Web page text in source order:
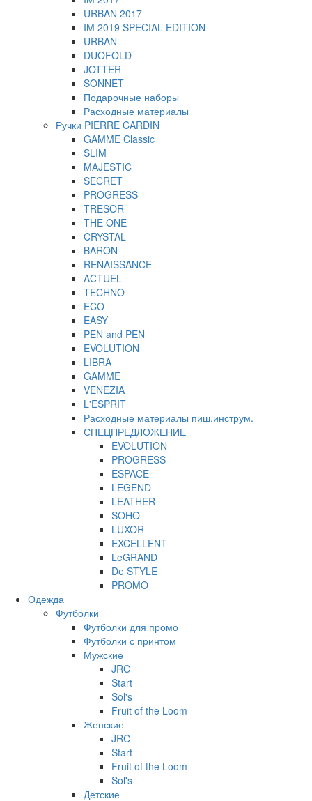
URBAN 2017
IM 2019 SPECIAL EDITION
URBAN
DUOFOLD
JOTTER
SONNET
Подарочные наборы
Расходные материалы
Ручки PIERRE CARDIN
GAMME Classic
SLIM
MAJESTIC
SECRET
PROGRESS
TRESOR
THE ONE
CRYSTAL
BARON
RENAISSANCE
ACTUEL
TECHNO
ECO
EASY
PEN and PEN
EVOLUTION
LIBRA
GAMME
VENEZIA
L'ESPRIT
Расходные материалы пиш.инструм.
СПЕЦПРЕДЛОЖЕНИЕ
EVOLUTION
PROGRESS
ESPACE
LEGEND
LEATHER
SOHO
LUXOR
EXCELLENT
LeGRAND
De STYLE
PROMO
Одежда
Футболки
Футболки для промо
Футболки с принтом
Мужские
JRC
Start
Sol's
Fruit of the Loom
Женские
JRC
Start
Fruit of the Loom
Sol's
Детские